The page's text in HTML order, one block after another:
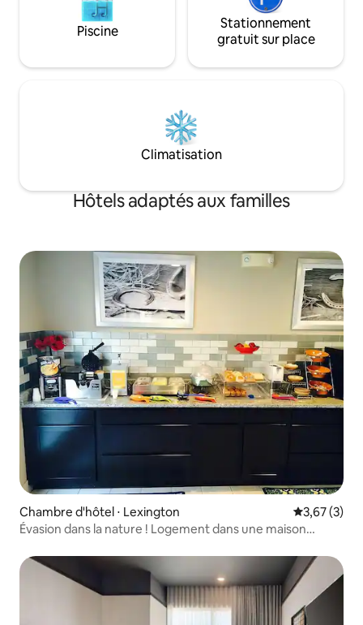
Piscine
Stationnement
gratuit sur place
Climatisation
Hôtels adaptés aux familles
Chambre d'hôtel ⋅ Lexington Évaluation
3,67 (3)
Évasion dans la nature ! Logement dans une maison